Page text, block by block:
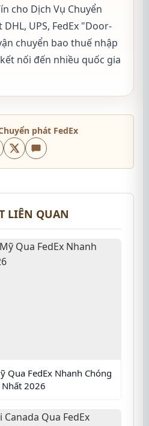
cho Dịch Vụ Chuyển
UPS, FedEx "Door-
chuyển bao thuế nhập
nối đến nhiều quốc gia
phát FedEx
LIÊN QUAN
Qua FedEx Nhanh Chóng
2026